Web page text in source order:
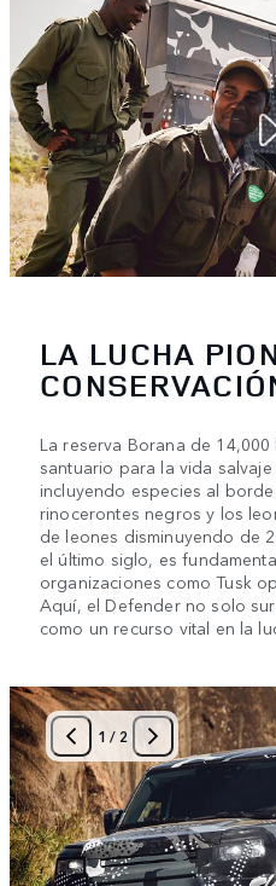
LA LUCHA
La reserva Borana de
santuario para la vida
incluyendo especies al
rinocerontes negros y los
de leones disminuyendo de
el último siglo, es
organizaciones como Tusk
Aquí, el Defender no solo
como un recurso vital en la
1 / 2